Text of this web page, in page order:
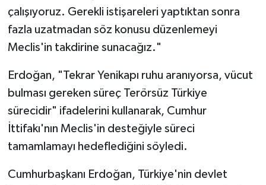
çalışıyoruz. Gerekli istişareleri yaptıktan sonra
fazla uzatmadan söz konusu düzenlemeyi
Meclis'in takdirine sunacağız."
Erdoğan, "Tekrar Yenikapı ruhu aranıyorsa, vücut
bulması gereken süreç Terörsüz Türkiye
sürecidir" ifadelerini kullanarak, Cumhur
İttifakı'nın Meclis'in desteğiyle süreci
tamamlamayı hedeflediğini söyledi.
Cumhurbaşkanı Erdoğan, Türkiye'nin devlet